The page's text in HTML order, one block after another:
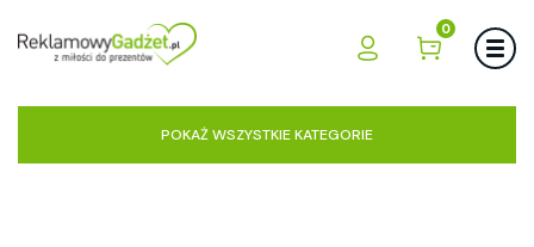
0
POKAŻ WSZYSTKIE KATEGORIE